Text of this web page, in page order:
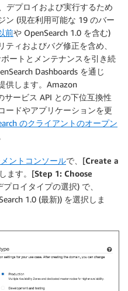
デプロイおよび実行するため
ン (現在利用可能な 19 のバー
前や OpenSearch 1.0 を含む)
ィおよびバグ修正を含め、
ートとメンテナンスを引き続
Dashboards を通じ
供します。Amazon
サービス API との下位互換性
ードやアプリケーションを更
のクライアントのオープン
ントコンソールで、[Create a
ます。[Step 1: Choose
ロイタイプの選択) で、
1.0 (最新)) を選択しま